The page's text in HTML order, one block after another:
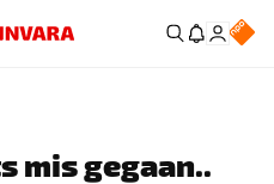
mis gegaan..